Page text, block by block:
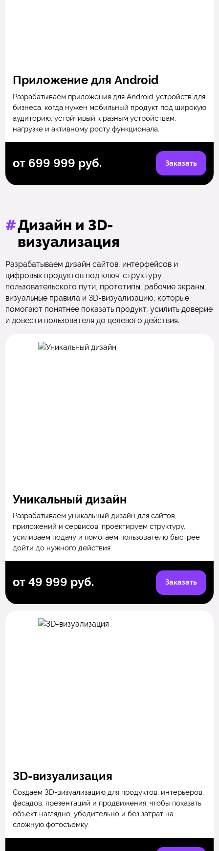
Приложение для Android
Разрабатываем приложения для Android-устройств для
бизнеса, когда нужен мобильный продукт под широкую
аудиторию, устойчивый к разным устройствам,
нагрузке и активному росту функционала.
от 699 999 руб. Заказать
#Дизайн и 3D-
визуализация
Разрабатываем дизайн сайтов, интерфейсов и
цифровых продуктов под ключ: структуру
пользовательского пути, прототипы, рабочие экраны,
визуальные правила и 3D-визуализацию, которые
помогают понятнее показать продукт, усилить доверие
и довести пользователя до целевого действия.
Уникальный дизайн
Разрабатываем уникальный дизайн для сайтов,
приложений и сервисов: проектируем структуру,
усиливаем подачу и помогаем пользователю быстрее
дойти до нужного действия.
от 49 999 руб. Заказать
3D-визуализация
Создаем 3D-визуализацию для продуктов, интерьеров,
фасадов, презентаций и продвижения, чтобы показать
объект наглядно, убедительно и без затрат на
сложную фотосъемку.